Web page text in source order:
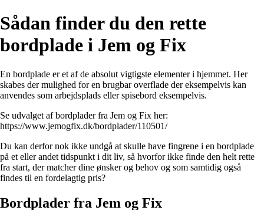
Sådan finder du den rette
bordplade i Jem og Fix
En bordplade er et af de absolut vigtigste elementer i hjemmet. Her
skabes der mulighed for en brugbar overflade der eksempelvis kan
anvendes som arbejdsplads eller spisebord eksempelvis.
Se udvalget af bordplader fra Jem og Fix her:
https://www.jemogfix.dk/bordplader/110501/
Du kan derfor nok ikke undgå at skulle have fingrene i en bordplade
på et eller andet tidspunkt i dit liv, så hvorfor ikke finde den helt rette
fra start, der matcher dine ønsker og behov og som samtidig også
findes til en fordelagtig pris?
Bordplader fra Jem og Fix